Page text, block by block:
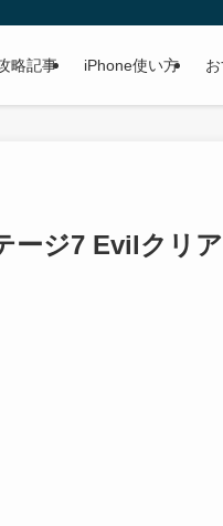
略記事 iPhone使い方
ージ7 Evilクリア